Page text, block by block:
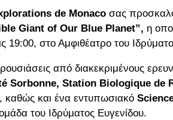
de Monaco σας
Giant of Our Blue Planet”, η
στο Αμφιθέατρο του
από διακεκριμένους
Sorbonne, Station Biologique de
καθώς και ένα εντυπωσιακό
του Ιδρύματος Ευγενίδου.